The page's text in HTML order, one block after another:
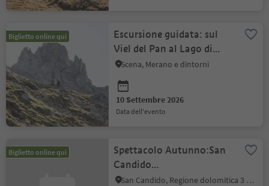
Biglietto online qui
Escursione guidata: sul
Viel del Pan al Lago di
Fedaia
Scena, Merano e dintorni
10 Settembre 2026
data dell'evento
Biglietto online qui
Spettacolo Autunno:San
Candido
Active:Escursione
San Candido, Regione dolomitica 3 Cime